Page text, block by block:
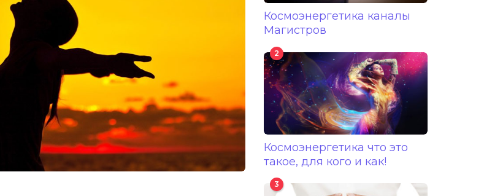
Космоэнергетика каналы
Магистров
2
Космоэнергетика что это
такое, для кого и как!
3